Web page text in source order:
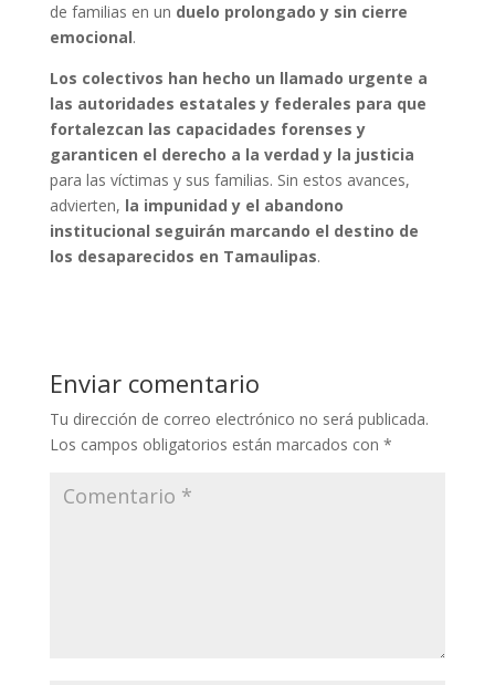
de familias en un duelo prolongado y sin cierre
emocional.
Los colectivos han hecho un llamado urgente a
las autoridades estatales y federales para que
fortalezcan las capacidades forenses y
garanticen el derecho a la verdad y la justicia
para las víctimas y sus familias. Sin estos avances,
advierten, la impunidad y el abandono
institucional seguirán marcando el destino de
los desaparecidos en Tamaulipas.
Enviar comentario
Tu dirección de correo electrónico no será publicada.
Los campos obligatorios están marcados con *